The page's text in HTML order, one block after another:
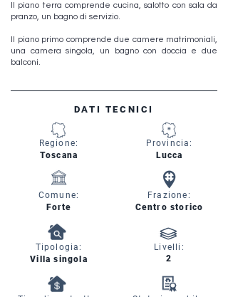
Il piano terra comprende cucina, salotto con sala da
pranzo, un bagno di servizio.
Il piano primo comprende due camere matrimoniali,
una camera singola, un bagno con doccia e due
balconi.
DATI TECNICI
Regione:
Toscana
Lucca
Provincia:
Comune:
Forte
Frazione:
Centro storico
Tipologia:
Villa singola
Livelli:
2